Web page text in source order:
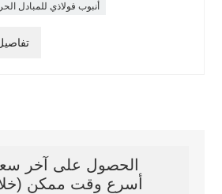
أنبوب فولاذي للمبادل
الحصول على آخر
أسرع وقت ممكن (خلال 12